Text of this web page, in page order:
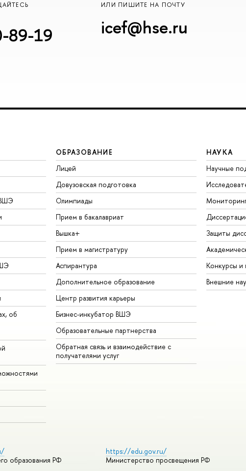
89-19
ИЛИ ПИШИТЕ НА ПОЧТУ
icef@hse.ru
об
ОБРАЗОВАНИЕ
Лицей
Довузовская подготовка
Олимпиады
Прием в бакалавриат
Вышка+
Прием в магистратуру
Аспирантура
Дополнительное образование
Центр развития карьеры
Бизнес-инкубатор ВШЭ
Образовательные партнерства
Обратная связь и взаимодействие с
получателями услуг
НАУКА
Научные
Защиты
Конкурсы и
Внешние
образования РФ
https://edu.gov.ru/
Министерство просвещения РФ